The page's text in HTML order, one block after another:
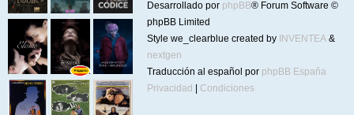
Desarrollado por phpBB® Forum Software ©
phpBB Limited
Style we_clearblue created by INVENTEA &
nextgen
Traducción al español por phpBB España
Privacidad
Condiciones